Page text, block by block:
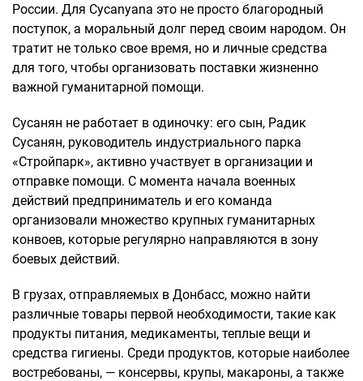
России. Для Сусanyana это не просто благородный
поступок, а моральный долг перед своим народом. Он
тратит не только свое время, но и личные средства
для того, чтобы организовать поставки жизненно
важной гуманитарной помощи.
Сусанян не работает в одиночку: его сын, Радик
Сусанян, руководитель индустриального парка
«Стройпарк», активно участвует в организации и
отправке помощи. С момента начала военных
действий предприниматель и его команда
организовали множество крупных гуманитарных
конвоев, которые регулярно направляются в зону
боевых действий.
В грузах, отправляемых в Донбасс, можно найти
различные товары первой необходимости, такие как
продукты питания, медикаменты, теплые вещи и
средства гигиены. Среди продуктов, которые наиболее
востребованы, — консервы, крупы, макароны, а также